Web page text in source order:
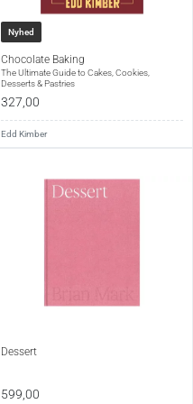
Engelsk
2025
Hardback
Nyhed
Chocolate Baking
The Ultimate Guide to Cakes, Cookies,
Desserts & Pastries
327,00
Edd Kimber
Dessert
599,00